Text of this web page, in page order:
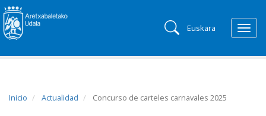
Euskara
Inicio Actualidad Concurso de carteles carnavales 2025